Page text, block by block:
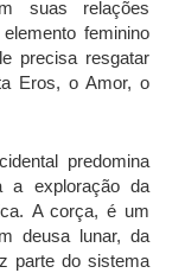
suas relações
feminino
precisa resgatar
Eros, o Amor, o
predomina
a exploração da
A corça, é um
deusa lunar, da
parte do sistema